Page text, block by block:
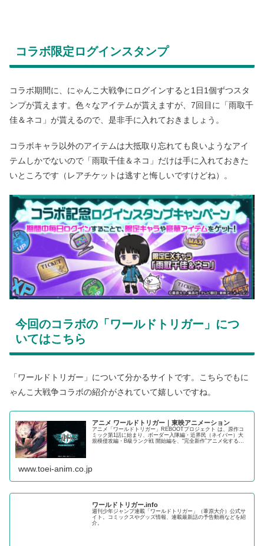
コラボ限定ログインスタンプ
コラボ期間に、にゃんこ大戦争にログインすると1日1個ずつスタ
ンプが貰えます。色々なアイテムが貰えますが、7回目に「雨取千
佳＆ネコ」が貰えるので、是非手に入れておきましょう。
コラボキャラ以外のアイテムは大抵取り忘れても良いようなアイ
テムしかでないので「雨取千佳＆ネコ」だけは手に入れておきた
いところです（レアチケットは逃すと悔しいですけどね）。
今回のコラボの「ワールドトリガー」につ
いてはこちら
「ワールドトリガー」について分かるサイトです。こちらでもに
ゃんこ大戦争コラボの紹介がされていて嬉しいですね。
アニメ ワールドトリガー｜東映アニメーション
アニメ「ワールドトリガー」REBOOTプロジェクト は、原作コ
ミック第1話に始まり、ボーダー入隊編・近界民（ネイバー）大
規模侵攻編・B級ランク戦 開始編を、“完全新作”アニメ化するプ
www.toei-anim.co.jp
ワールドトリガー.info
週刊少年ジャンプ連載「ワールドトリガー」（葦原大介）公式サ
イト。コミックスやグッズ情報、連載最新話の予告動画などを紹
介。